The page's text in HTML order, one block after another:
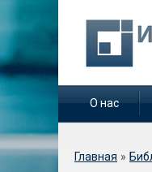
О нас
Вы
Главная »